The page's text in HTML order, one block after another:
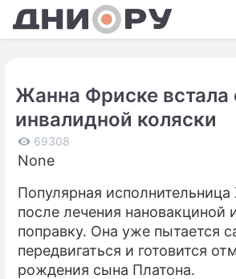
Жанна Фриске встала
инвалидной коляски
69308
None
Популярная
после лечения нановакциной
поправку. Она уже пытается
передвигаться и готовится
рождения сына Платона.